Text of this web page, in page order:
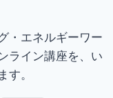
・エネルギーワー
ライン講座を、い
す。